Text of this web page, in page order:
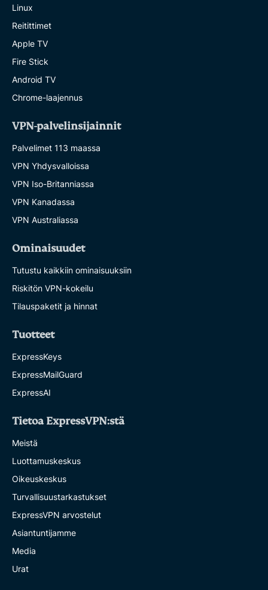
Linux
Reitittimet
Apple TV
Fire Stick
Android TV
Chrome-laajennus
VPN-palvelinsijainnit
Palvelimet 113 maassa
VPN Yhdysvalloissa
VPN Iso-Britanniassa
VPN Kanadassa
VPN Australiassa
Ominaisuudet
Tutustu kaikkiin ominaisuuksiin
Riskitön VPN-kokeilu
Tilauspaketit ja hinnat
Tuotteet
ExpressKeys
ExpressMailGuard
ExpressAI
Tietoa ExpressVPN:stä
Meistä
Luottamuskeskus
Oikeuskeskus
Turvallisuustarkastukset
ExpressVPN arvostelut
Asiantuntijamme
Media
Urat